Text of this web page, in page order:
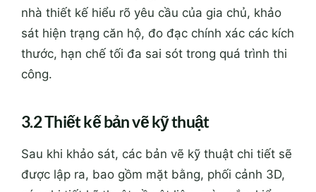
nhà thiết kế hiểu rõ yêu cầu của gia chủ, khảo
sát hiện trạng căn hộ, đo đạc chính xác các kích
thước, hạn chế tối đa sai sót trong quá trình thi
công.
3.2 Thiết kế bản vẽ kỹ thuật
Sau khi khảo sát, các bản vẽ kỹ thuật chi tiết sẽ
được lập ra, bao gồm mặt bằng, phối cảnh 3D,